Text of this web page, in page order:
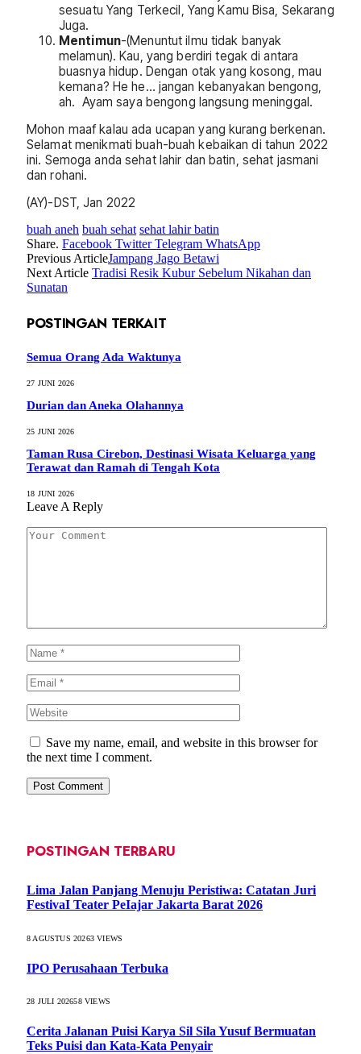
sesuatu Yang Terkecil, Yang Kamu Bisa, Sekarang
Juga.
Mentimun-(Menuntut ilmu tidak banyak
melamun). Kau, yang berdiri tegak di antara
buasnya hidup. Dengan otak yang kosong, mau
kemana? He he… jangan kebanyakan bengong,
ah. Ayam saya bengong langsung meninggal.
Mohon maaf kalau ada ucapan yang kurang berkenan.
Selamat menikmati buah-buah kebaikan di tahun 2022
ini. Semoga anda sehat lahir dan batin, sehat jasmani
dan rohani.
(AY)-DST, Jan 2022
buah aneh buah sehat sehat lahir batin
Share. Facebook Twitter Telegram WhatsApp
Previous ArticleJampang Jago Betawi
Next Article Tradisi Resik Kubur Sebelum Nikahan dan
Sunatan
POSTINGAN TERKAIT
Semua Orang Ada Waktunya
27 JUNI 2026
Durian dan Aneka Olahannya
25 JUNI 2026
Taman Rusa Cirebon, Destinasi Wisata Keluarga yang
Terawat dan Ramah di Tengah Kota
18 JUNI 2026
Leave A Reply
Save my name, email, and website in this browser for
the next time I comment.
POSTINGAN TERBARU
Lima Jalan Panjang Menuju Peristiwa: Catatan Juri
FestivaI Teater PeIajar Jakarta Barat 2026
8 AGUSTUS 20263VIEWS
IPO Perusahaan Terbuka
28 JULI 202658VIEWS
Cerita Jalanan Puisi Karya Sil Sila Yusuf Bermuatan
Teks Puisi dan Kata-Kata Penyair